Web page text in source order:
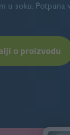
u soku. Potpuna
o proizvodu